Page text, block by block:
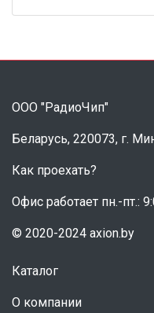
ООО "РадиоЧип"
Беларусь, 220073, г.
Как проехать?
Офис работает пн.-пт.:
© 2020-2024 axion.by
Каталог
О компании